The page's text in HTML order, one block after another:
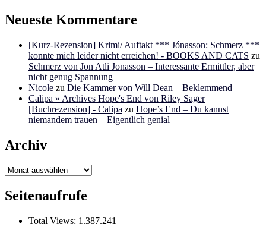
Neueste Kommentare
[Kurz-Rezension] Krimi/ Auftakt *** Jónasson: Schmerz ***
konnte mich leider nicht erreichen! - BOOKS AND CATS zu
Schmerz von Jon Atli Jonasson – Interessante Ermittler, aber
nicht genug Spannung
Nicole zu Die Kammer von Will Dean – Beklemmend
Calipa » Archives Hope's End von Riley Sager
[Buchrezension] - Calipa zu Hope’s End – Du kannst
niemandem trauen – Eigentlich genial
Archiv
Archiv
Seitenaufrufe
Total Views: 1.387.241